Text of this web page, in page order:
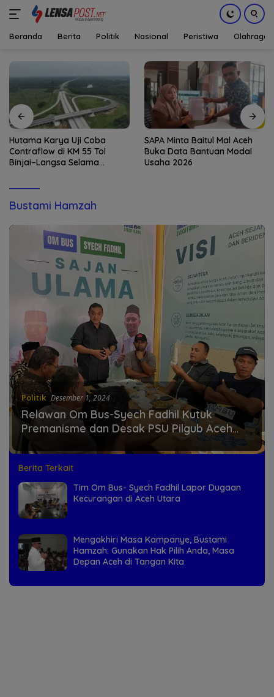
konten
Beranda Berita Politik Nasional Peristiwa Olahraga
Hutama Karya Uji Coba
Contraflow di KM 55 Tol
Binjai–Langsa Selama
SAPA Minta Baitul Mal Aceh
Buka Data Bantuan Modal
Usaha 2026
Bustami Hamzah
Politik Desember 1, 2024
Relawan Om Bus-Syech Fadhil Kutuk
Premanisme dan Desak PSU Pilgub Aceh
Berita Terkait
Tim Om Bus- Syech Fadhil Lapor Dugaan
Kecurangan di Aceh Utara
Mengakhiri Masa Kampanye, Bustami
Hamzah: Gunakan Hak Pilih Anda, Masa
Depan Aceh di Tangan Kita